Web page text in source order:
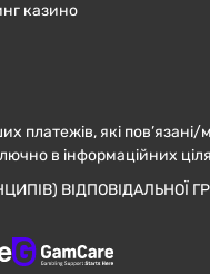
казино
платежів, які пов’язані/
в інформаційних
ВІДПОВІДАЛЬНОЇ